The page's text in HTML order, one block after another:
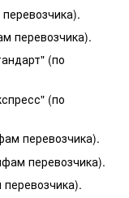
перевозчика).
(по
(по
перевозчика).
перевозчика).